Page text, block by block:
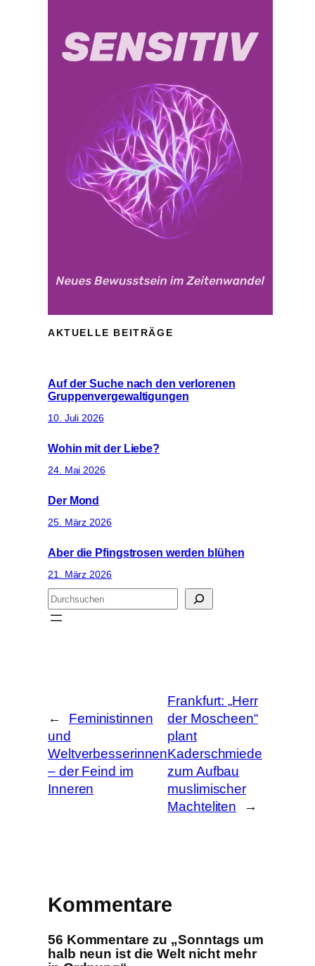
AKTUELLE BEITRÄGE
Auf der Suche nach den verlorenen
Gruppenvergewaltigungen
10. Juli 2026
Wohin mit der Liebe?
24. Mai 2026
Der Mond
25. März 2026
Aber die Pfingstrosen werden blühen
21. März 2026
S
u
←
Feministinnen
und
Weltverbesserinnen
– der Feind im
Inneren
Frankfurt: „Herr
der Moscheen“
plant
Kaderschmiede
zum Aufbau
muslimischer
Machteliten
→
Kommentare
56 Kommentare zu „Sonntags um
halb neun ist die Welt nicht mehr